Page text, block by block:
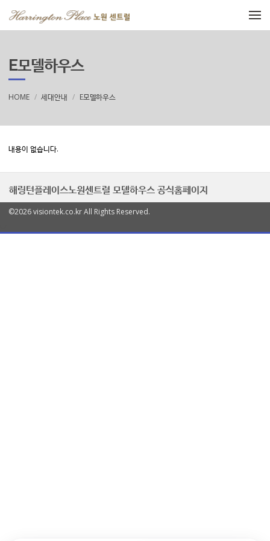
E모델하우스
HOME 세대안내 E모델하우스
내용이 없습니다.
해링턴플레이스노원센트럴 모델하우스 공식홈페이지
©2026 visiontek.co.kr All Rights Reserved.